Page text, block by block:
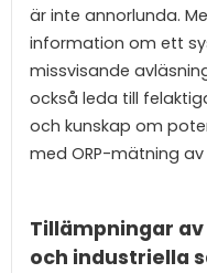
är inte annorlunda.
information om ett
missvisande
också leda till
och kunskap om
med ORP-mätning
Tillämpningar av
och industriella